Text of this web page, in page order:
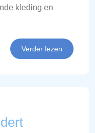
kleding en
Verder lezen